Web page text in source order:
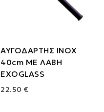
ΑΥΓΟΔΑΡΤΗΣ ΙΝΟΧ
40cm ΜΕ ΛΑΒΗ
EXOGLASS
22.50 €